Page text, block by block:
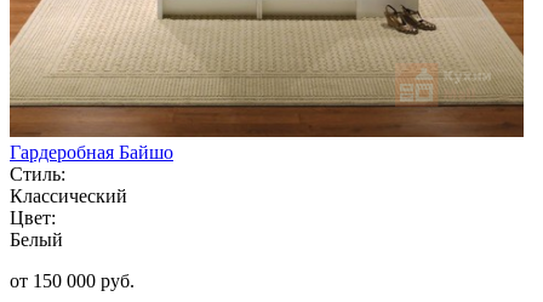
Гардеробная Байшо
Стиль:
Классический
Цвет:
Белый
от 150 000 руб.